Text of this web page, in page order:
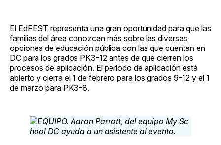
El EdFEST representa una gran oportunidad para que las
familias del área conozcan más sobre las diversas
opciones de educación pública con las que cuentan en
DC para los grados PK3-12 antes de que cierren los
procesos de aplicación. El periodo de aplicación está
abierto y cierra el 1 de febrero para los grados 9-12 y el 1
de marzo para PK3-8.